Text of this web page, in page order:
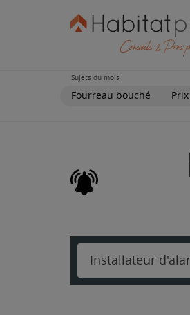
Sujets du mois
Fourreau bouché
Installateur